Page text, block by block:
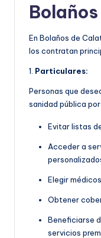
En Bolaños de
los contratan
1. Particulares:
Personas que
sanidad pública
Evitar listas
Acceder a
Elegir
Obtener
Beneficiarse
servicios